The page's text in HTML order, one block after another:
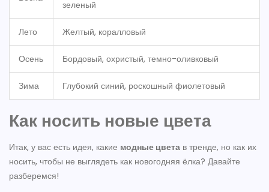
зеленый
Лето Желтый, коралловый
Осень Бордовый, охристый, темно-оливковый
Зима Глубокий синий, роскошный фиолетовый
Как носить новые цвета
Итак, у вас есть идея, какие модные цвета в тренде, но как их
носить, чтобы не выглядеть как новогодняя ёлка? Давайте
разберемся!